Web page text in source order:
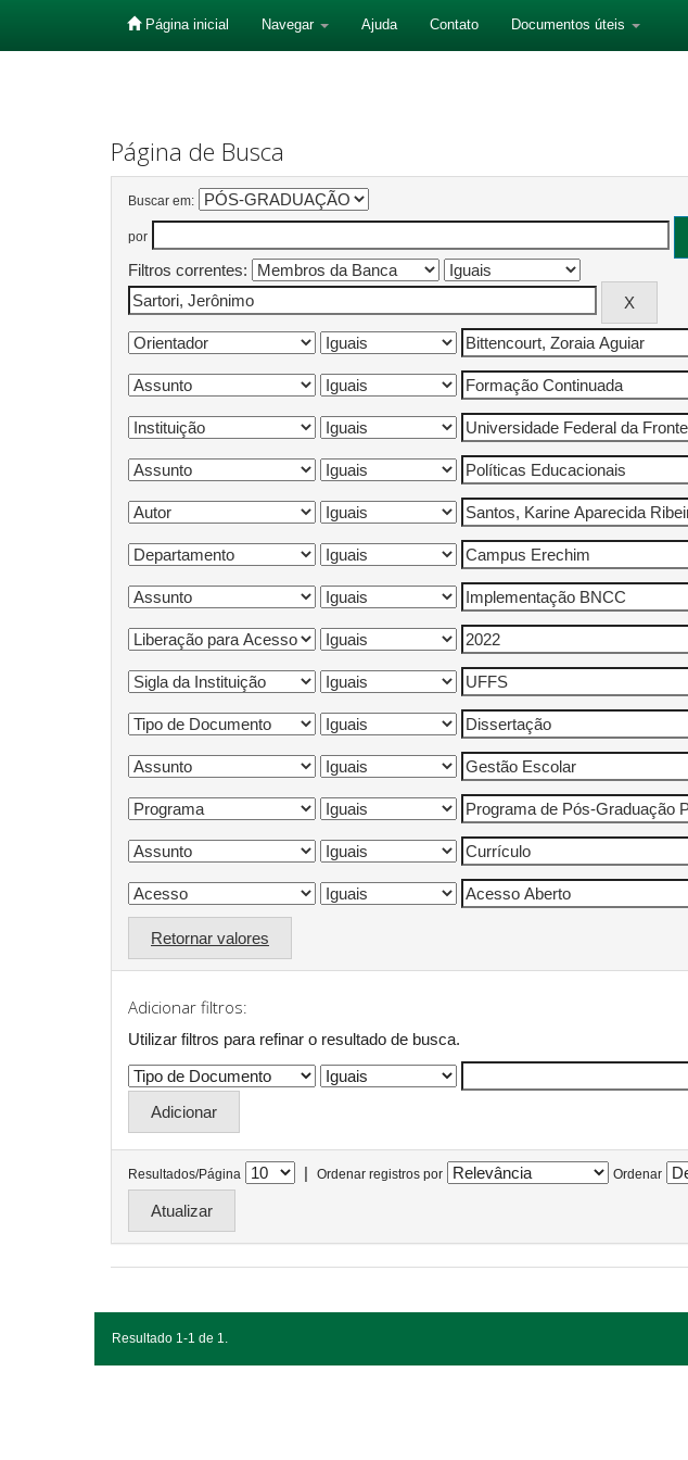
Página inicial Navegar Ajuda Contato Documentos úteis
Página de Busca
Buscar em:
por
Filtros correntes:
Retornar valores
Adicionar filtros:
Utilizar filtros para refinar o resultado de busca.
Resultados/Página | Ordenar registros por Ordenar
Resultado 1-1 de 1.